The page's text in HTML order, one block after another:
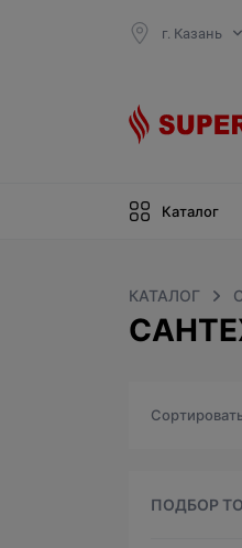
г. Казань
Каталог
КАТАЛОГ
ПОДБОР